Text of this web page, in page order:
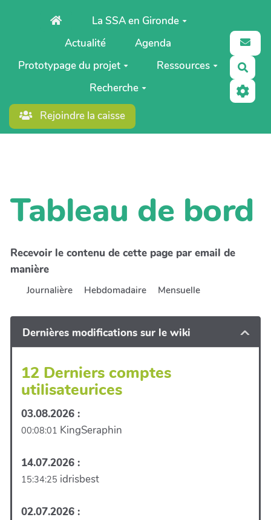
Aller au contenu principalLa SSA en Gironde
Actualité
Agenda
Prototypage du projet
Ressources
Recherche
Rejoindre la caisse
Tableau de bord
Recevoir le contenu de cette page par email de
manière
Journalière Hebdomadaire Mensuelle
Dernières modifications sur le wiki
12 Derniers comptes
utilisateurices
03.08.2026 :
00:08:01 KingSeraphin
14.07.2026 :
15:34:25 idrisbest
02.07.2026 :